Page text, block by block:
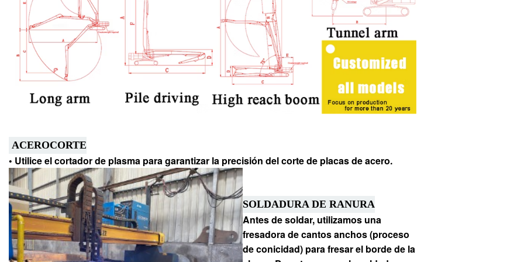
ACEROCORTE
• Utilice el cortador de plasma para garantizar la precisión del corte de placas de acero.
SOLDADURA DE RANURA
Antes de soldar, utilizamos una
fresadora de cantos anchos (proceso
de conicidad) para fresar el borde de la